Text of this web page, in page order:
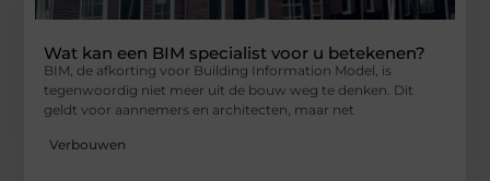
Wat kan een BIM specialist voor u betekenen?
BIM, de afkorting voor Building Information Model, is
tegenwoordig niet meer uit de bouw weg te denken. Dit
geldt voor aannemers en architecten, maar net
Verbouwen